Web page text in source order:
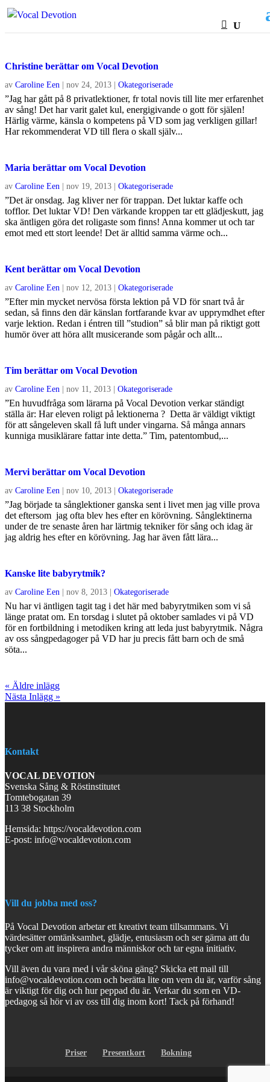
Christine berättar om Vocal Devotion
av Caroline Een nov 24, 2013 Okategoriserade
”Jag har gått på 8 privatlektioner, fr total novis till lite mer erfarenhet
av sång! Det har varit galet kul, energigivande o gott för själen!
Härlig värme, känsla o kompetens på VD som jag verkligen gillar!
Har rekommenderat VD till flera o skall själv...
Maria berättar om Vocal Devotion
av Caroline Een nov 19, 2013 Okategoriserade
”Det är onsdag. Jag kliver ner för trappan. Det luktar kaffe och
tofflor. Det luktar VD! Den värkande kroppen tar ett glädjeskutt, jag
ska äntligen göra det roligaste som finns! Anna kommer ut och tar
emot med ett stort leende! Det är alltid samma värme och...
Kent berättar om Vocal Devotion
av Caroline Een nov 12, 2013 Okategoriserade
”Efter min mycket nervösa första lektion på VD för snart två år
sedan, så finns den där känslan fortfarande kvar av upprymdhet efter
varje lektion. Redan i éntren till ”studion” så blir man på riktigt gott
humör över att höra allt musicerande som pågår och allt...
Tim berättar om Vocal Devotion
av Caroline Een nov 11, 2013 Okategoriserade
”En huvudfråga som lärarna på Vocal Devotion verkar ständigt
ställa är: Har eleven roligt på lektionerna ? Detta är väldigt viktigt
för att sångeleven skall få luft under vingarna. Så många annars
kunniga musiklärare fattar inte detta.” Tim, patentombud,...
Mervi berättar om Vocal Devotion
av Caroline Een nov 10, 2013 Okategoriserade
”Jag började ta sånglektioner ganska sent i livet men jag ville prova
det eftersom jag ofta blev hes efter en körövning. Sånglektinerna
under de tre senaste åren har lärtmig tekniker för sång och idag är
jag aldrig hes efter en körövning. Jag har även fått lära...
Kanske lite babyrytmik?
av Caroline Een nov 8, 2013 Okategoriserade
Nu har vi äntligen tagit tag i det här med babyrytmiken som vi så
länge pratat om. En torsdag i slutet på oktober samlades vi på VD
för en fortbildning i metodiken kring att leda just babyrytmik. Några
av oss sångpedagoger på VD har ju precis fått barn och de små
söta...
« Äldre inlägg
Nästa Inlägg »
Kontakt
VOCAL DEVOTION
Svenska Sång & Röstinstitutet
Tomtebogatan 39
113 38 Stockholm
Hemsida: https://vocaldevotion.com
E-post: info@vocaldevotion.com
Vill du jobba med oss?
På Vocal Devotion arbetar ett kreativt team tillsammans. Vi
värdesätter omtänksamhet, glädje, entusiasm och ser gärna att du
tycker om att inspirera andra människor och tar egna initiativ.
Vill även du vara med i vår sköna gäng? Skicka ett mail till
info@vocaldevotion.com och berätta lite om vem du är, varför sång
är viktigt för dig och hur peppad du är. Verkar du som en VD-
pedagog så hör vi av oss till dig inom kort! Tack på förhand!
Priser Presentkort Bokning